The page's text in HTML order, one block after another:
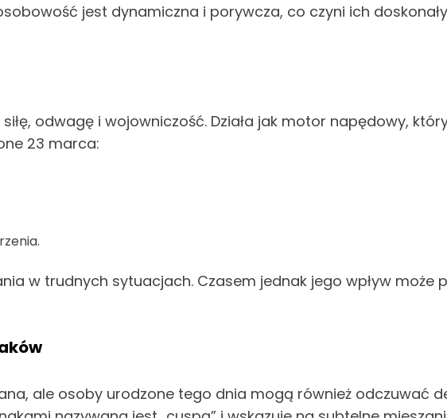
jest dynamiczna i porywcza, co czyni ich
odwagę i wojowniczość. Działa jak motor napędowy,
23 marca:
w trudnych sytuacjach. Czasem jednak jego wpływ może
ale osoby urodzone tego dnia mogą również odczuwać